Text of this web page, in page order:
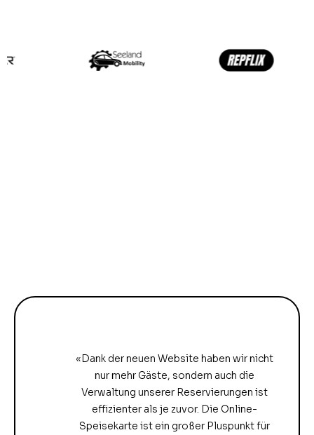
«Dank der neuen Website haben wir nicht
nur mehr Gäste, sondern auch die
Verwaltung unserer Reservierungen ist
effizienter als je zuvor. Die Online-
Speisekarte ist ein großer Pluspunkt für